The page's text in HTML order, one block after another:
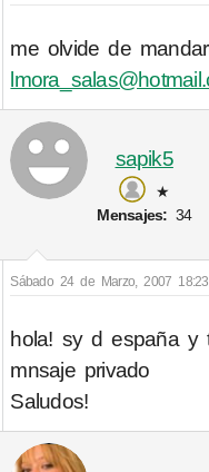
me olvide de
sapik5
★
Mensajes: 34
Sábado 24 de Marzo, 2007 18:23
hola! sy d españa y
mnsaje privado
Saludos!